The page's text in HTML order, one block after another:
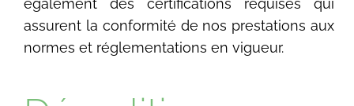
également des certifications requises qui
assurent la conformité de nos prestations aux
normes et réglementations en vigueur.